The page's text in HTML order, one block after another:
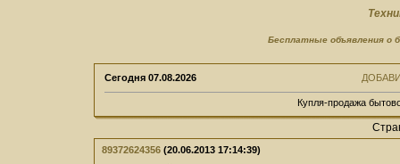
Бесплатные объявления о
Сегодня 07.08.2026
Купля-продажа
89372624356 (20.06.2013 17:14:39)